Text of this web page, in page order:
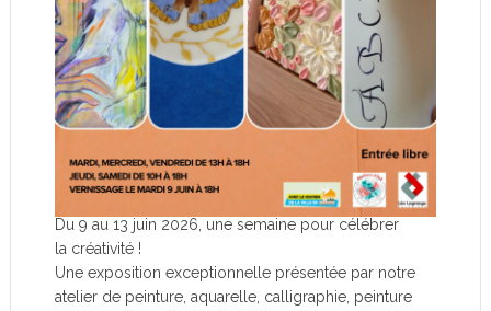
Du 9 au 13 juin 2026, une semaine pour célébrer
la créativité !
Une exposition exceptionnelle présentée par notre
atelier de peinture, aquarelle, calligraphie, peinture